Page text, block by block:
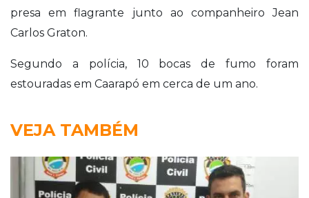
presa em flagrante junto ao companheiro Jean
Carlos Graton.
Segundo a polícia, 10 bocas de fumo foram
estouradas em Caarapó em cerca de um ano.
VEJA TAMBÉM